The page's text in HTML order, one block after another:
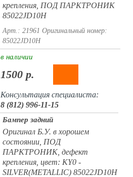
крепления, ПОД ПАРКТРОНИК
85022JD10H
Арт.: 21961 Оригинальный номер:
85022JD10H
в наличии
1500 р.
Консультация специалиста:
8 (812) 996-11-15
Бампер задний
Оригинал Б.У. в хорошем
состоянии, ПОД
ПАРКТРОНИК, дефект
крепления, цвет: KY0 -
SILVER(METALLIC) 85022JD10H